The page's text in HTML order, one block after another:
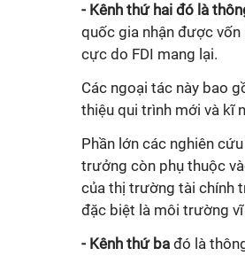
- Kênh thứ hai đó là
quốc gia nhận được
cực do FDI mang lại.
Các ngoại tác này bao
thiệu qui trình mới và kĩ
Phần lớn các nghiên
trưởng còn phụ thuộc
của thị trường tài chính
đặc biệt là môi trường
- Kênh thứ ba đó là